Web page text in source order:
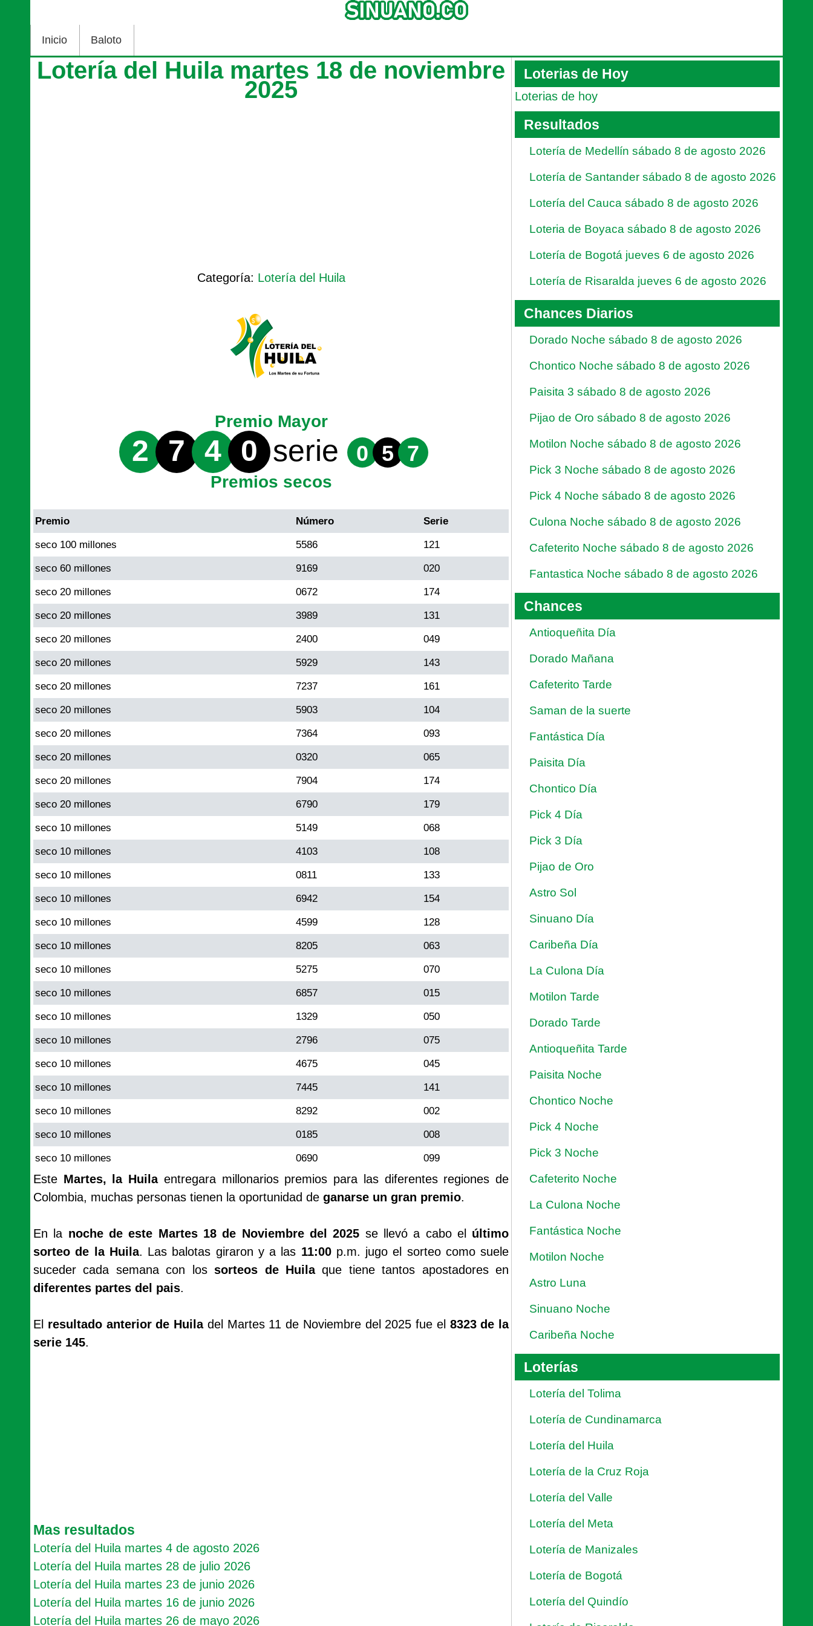
Inicio Baloto
Lotería del Huila martes 18 de noviembre
2025
Categoría: Lotería del Huila
Premio Mayor
2 7 4 0 serie 0 5 7
Premios secos
Premio Número Serie
seco 100 millones 5586 121
seco 60 millones 9169 020
seco 20 millones 0672 174
seco 20 millones 3989 131
seco 20 millones 2400 049
seco 20 millones 5929 143
seco 20 millones 7237 161
seco 20 millones 5903 104
seco 20 millones 7364 093
seco 20 millones 0320 065
seco 20 millones 7904 174
seco 20 millones 6790 179
seco 10 millones 5149 068
seco 10 millones 4103 108
seco 10 millones 0811 133
seco 10 millones 6942 154
seco 10 millones 4599 128
seco 10 millones 8205 063
seco 10 millones 5275 070
seco 10 millones 6857 015
seco 10 millones 1329 050
seco 10 millones 2796 075
seco 10 millones 4675 045
seco 10 millones 7445 141
seco 10 millones 8292 002
seco 10 millones 0185 008
seco 10 millones 0690 099
Este Martes, la Huila entregara millonarios premios para las diferentes regiones de
Colombia, muchas personas tienen la oportunidad de ganarse un gran premio.
En la noche de este Martes 18 de Noviembre del 2025 se llevó a cabo el último
sorteo de la Huila. Las balotas giraron y a las 11:00p.m. jugo el sorteo como suele
suceder cada semana con lossorteos de Huilaque tiene tantos apostadores en
diferentes partes del pais.
El resultado anterior de Huiladel Martes 11 de Noviembre del 2025 fue el 8323 de la
serie 145.
Mas resultados
Lotería del Huila martes 4 de agosto 2026
Lotería del Huila martes 28 de julio 2026
Lotería del Huila martes 23 de junio 2026
Lotería del Huila martes 16 de junio 2026
Lotería del Huila martes 26 de mayo 2026
Loterias de Hoy
Loterias de hoy
Resultados
Lotería de Medellín sábado 8 de agosto 2026
Lotería de Santander sábado 8 de agosto 2026
Lotería del Cauca sábado 8 de agosto 2026
Loteria de Boyaca sábado 8 de agosto 2026
Lotería de Bogotá jueves 6 de agosto 2026
Lotería de Risaralda jueves 6 de agosto 2026
Chances Diarios
Dorado Noche sábado 8 de agosto 2026
Chontico Noche sábado 8 de agosto 2026
Paisita 3 sábado 8 de agosto 2026
Pijao de Oro sábado 8 de agosto 2026
Motilon Noche sábado 8 de agosto 2026
Pick 3 Noche sábado 8 de agosto 2026
Pick 4 Noche sábado 8 de agosto 2026
Culona Noche sábado 8 de agosto 2026
Cafeterito Noche sábado 8 de agosto 2026
Fantastica Noche sábado 8 de agosto 2026
Chances
Antioqueñita Día
Dorado Mañana
Cafeterito Tarde
Saman de la suerte
Fantástica Día
Paisita Día
Chontico Día
Pick 4 Día
Pick 3 Día
Pijao de Oro
Astro Sol
Sinuano Día
Caribeña Día
La Culona Día
Motilon Tarde
Dorado Tarde
Antioqueñita Tarde
Paisita Noche
Chontico Noche
Pick 4 Noche
Pick 3 Noche
Cafeterito Noche
La Culona Noche
Fantástica Noche
Motilon Noche
Astro Luna
Sinuano Noche
Caribeña Noche
Loterías
Lotería del Tolima
Lotería de Cundinamarca
Lotería del Huila
Lotería de la Cruz Roja
Lotería del Valle
Lotería del Meta
Lotería de Manizales
Lotería de Bogotá
Lotería del Quindío